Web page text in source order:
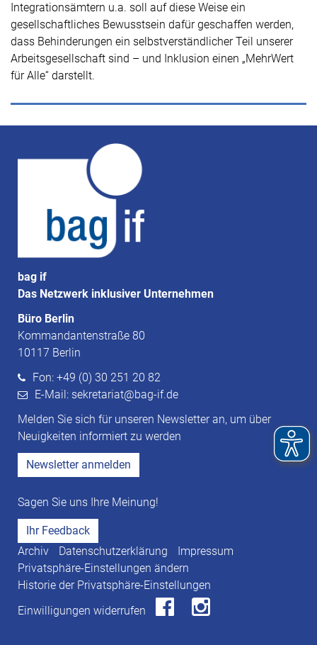
Integrationsämtern u.a. soll auf diese Weise ein
gesellschaftliches Bewusstsein dafür geschaffen werden,
dass Behinderungen ein selbstverständlicher Teil unserer
Arbeitsgesellschaft sind – und Inklusion einen „MehrWert
für Alle“ darstellt.
bag if
Das Netzwerk inklusiver Unternehmen
Büro Berlin
Kommandantenstraße 80
10117 Berlin
Fon: +49 (0) 30 251 20 82
E-Mail: sekretariat@bag-if.de
Melden Sie sich für unseren Newsletter an, um über
Neuigkeiten informiert zu werden
Newsletter anmelden
Sagen Sie uns Ihre Meinung!
Ihr Feedback
Archiv
Datenschutzerklärung
Impressum
Privatsphäre-Einstellungen ändern
Historie der Privatsphäre-Einstellungen
Einwilligungen widerrufen